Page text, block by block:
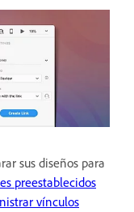
sus diseños para
preestablecidos
vínculos